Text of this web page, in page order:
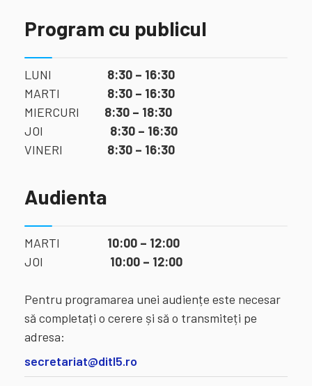
Program cu publicul
LUNI 8:30 – 16:30
MARTI 8:30 – 16:30
MIERCURI 8:30 – 18:30
JOI 8:30 – 16:30
VINERI 8:30 – 16:30
Audienta
MARTI 10:00 – 12:00
JOI 10:00 – 12:00
Pentru programarea unei audiențe este necesar
să completați o cerere și să o transmiteți pe
adresa:
secretariat@ditl5.ro